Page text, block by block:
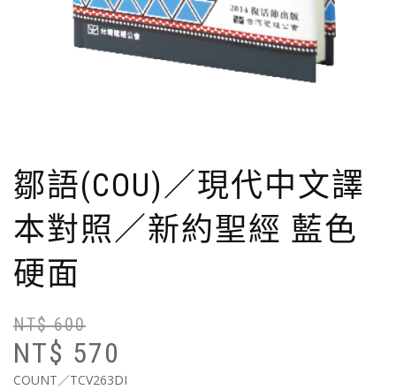
鄒語(COU)／現代中文譯
本對照／新約聖經 藍色
硬面
NT$600
NT$ 570
COUNT／TCV263DI